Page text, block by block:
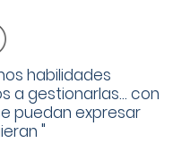
habilidades
a gestionarlas... con
puedan expresar
"